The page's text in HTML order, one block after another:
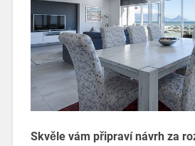
Skvěle vám připraví návrh za